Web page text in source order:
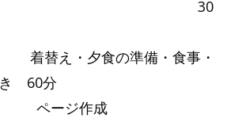
30
替え・夕食の準備・食事・
き 60分
ページ作成